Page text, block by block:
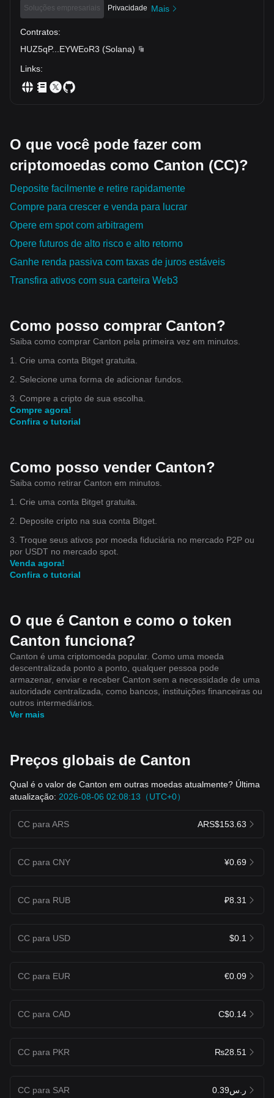
Soluções empresariais Privacidade Mais
Contratos:
HUZ5qP... EYWEoR3 (Solana)
Links:
O que você pode fazer com
criptomoedas como Canton (CC)?
Deposite facilmente e retire rapidamente
Compre para crescer e venda para lucrar
Opere em spot com arbitragem
Opere futuros de alto risco e alto retorno
Ganhe renda passiva com taxas de juros estáveis
Transfira ativos com sua carteira Web3
Como posso comprar Canton?
Saiba como comprar Canton pela primeira vez em minutos.
1. Crie uma conta Bitget gratuita.
2. Selecione uma forma de adicionar fundos.
3. Compre a cripto de sua escolha.
Compre agora!
Confira o tutorial
Como posso vender Canton?
Saiba como retirar Canton em minutos.
1. Crie uma conta Bitget gratuita.
2. Deposite cripto na sua conta Bitget.
3. Troque seus ativos por moeda fiduciária no mercado P2P ou
por USDT no mercado spot.
Venda agora!
Confira o tutorial
O que é Canton e como o token
Canton funciona?
Canton é uma criptomoeda popular. Como uma moeda
descentralizada ponto a ponto, qualquer pessoa pode
armazenar, enviar e receber Canton sem a necessidade de uma
autoridade centralizada, como bancos, instituições financeiras ou
outros intermediários.
Ver mais
Preços globais de Canton
Qual é o valor de Canton em outras moedas atualmente? Última
atualização: 2026-08-06 02:08:13（UTC+0）
CC para ARS ARS$153.63
CC para CNY ¥0.69
CC para RUB ₽8.31
CC para USD $0.1
CC para EUR €0.09
CC para CAD C$0.14
CC para PKR ₨28.51
CC para SAR ر.س0.39